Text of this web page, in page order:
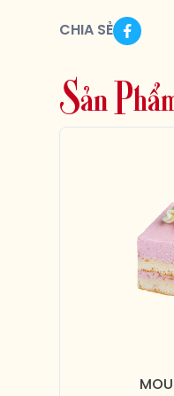
CHIA SẺ
Sản Phẩ